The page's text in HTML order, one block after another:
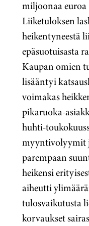
miljoonaa
Liiketuloksen
heikentyneestä
epäsuotuisasta
Kaupan omien
lisääntyi
voimakas
pikaruoka-
huhti-
myyntivolyymit
parempaan
heikensi
aiheutti
tulosvaikutusta
korvaukset